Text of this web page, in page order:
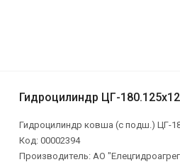
Гидроцилиндр ЦГ-
Гидроцилиндр ковша (с подш.) ЦГ-
Код: 00002394
Производитель: АО